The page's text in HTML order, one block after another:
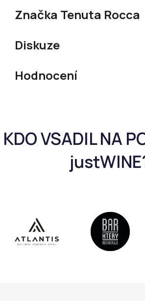
Značka Tenuta Rocca
Diskuze
Hodnocení